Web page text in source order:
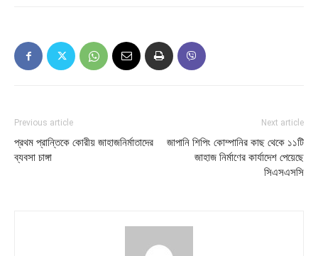
Previous article
প্রথম প্রান্তিকে কোরীয় জাহাজনির্মাতাদের
ব্যবসা চাঙ্গা
Next article
জাপানি শিপিং কোম্পানির কাছ থেকে ১১টি
জাহাজ নির্মাণের কার্যাদেশ পেয়েছে
সিএসএসসি